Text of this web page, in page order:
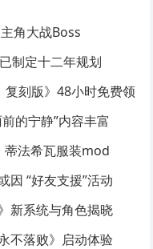
角大战Boss
制定十二年规划
刻版》48小时免费领
的宁静”内容丰富
蒂法希瓦服装mod
因 “好友支援”活动
新系统与角色揭晓
不落败》启动体验